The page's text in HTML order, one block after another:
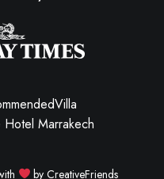
Villa
Hotel Marrakech
byCreativeFriends